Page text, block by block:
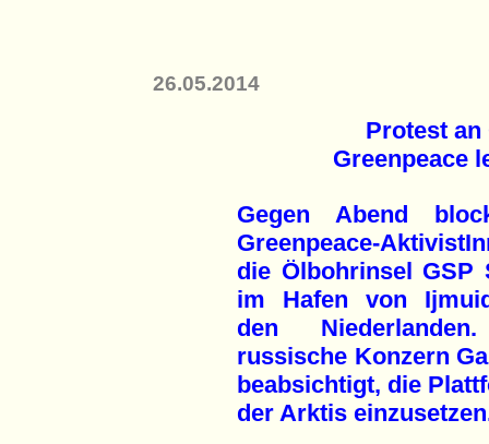
26.05.2014
Protest
Greenpeace
Gegen Abend
Greenpeace-
die Ölbohrinsel GSP
im Hafen von
den
russische Konzern
beabsichtigt, die
der Arktis